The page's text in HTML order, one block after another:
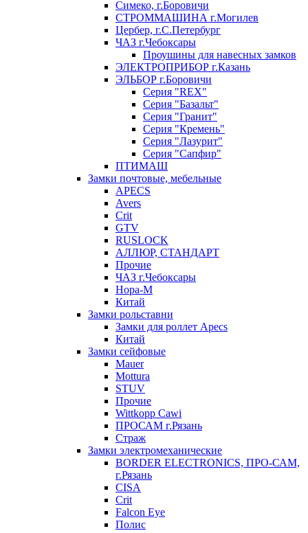
Симеко, г.Боровичи
СТРОММАШИНА г.Могилев
Цербер, г.С.Петербург
ЧАЗ г.Чебоксары
Проушины для навесных замков
ЭЛЕКТРОПРИБОР г.Казань
ЭЛЬБОР г.Боровичи
Серия "REX"
Серия "Базальт"
Серия "Гранит"
Серия "Кремень"
Серия "Лазурит"
Серия "Сапфир"
ПТИМАШ
Замки почтовые, мебельные
APECS
Avers
Crit
GTV
RUSLOCK
АЛЛЮР, СТАНДАРТ
Прочие
ЧАЗ г.Чебоксары
Нора-М
Китай
Замки рольставни
Замки для роллет Apecs
Китай
Замки сейфовые
Mauer
Mottura
STUV
Прочие
Wittkopp Cawi
ПРОСАМ г.Рязань
Страж
Замки электромеханические
BORDER ELECTRONICS, ПРО-САМ,
г.Рязань
CISA
Crit
Falcon Eye
Полис